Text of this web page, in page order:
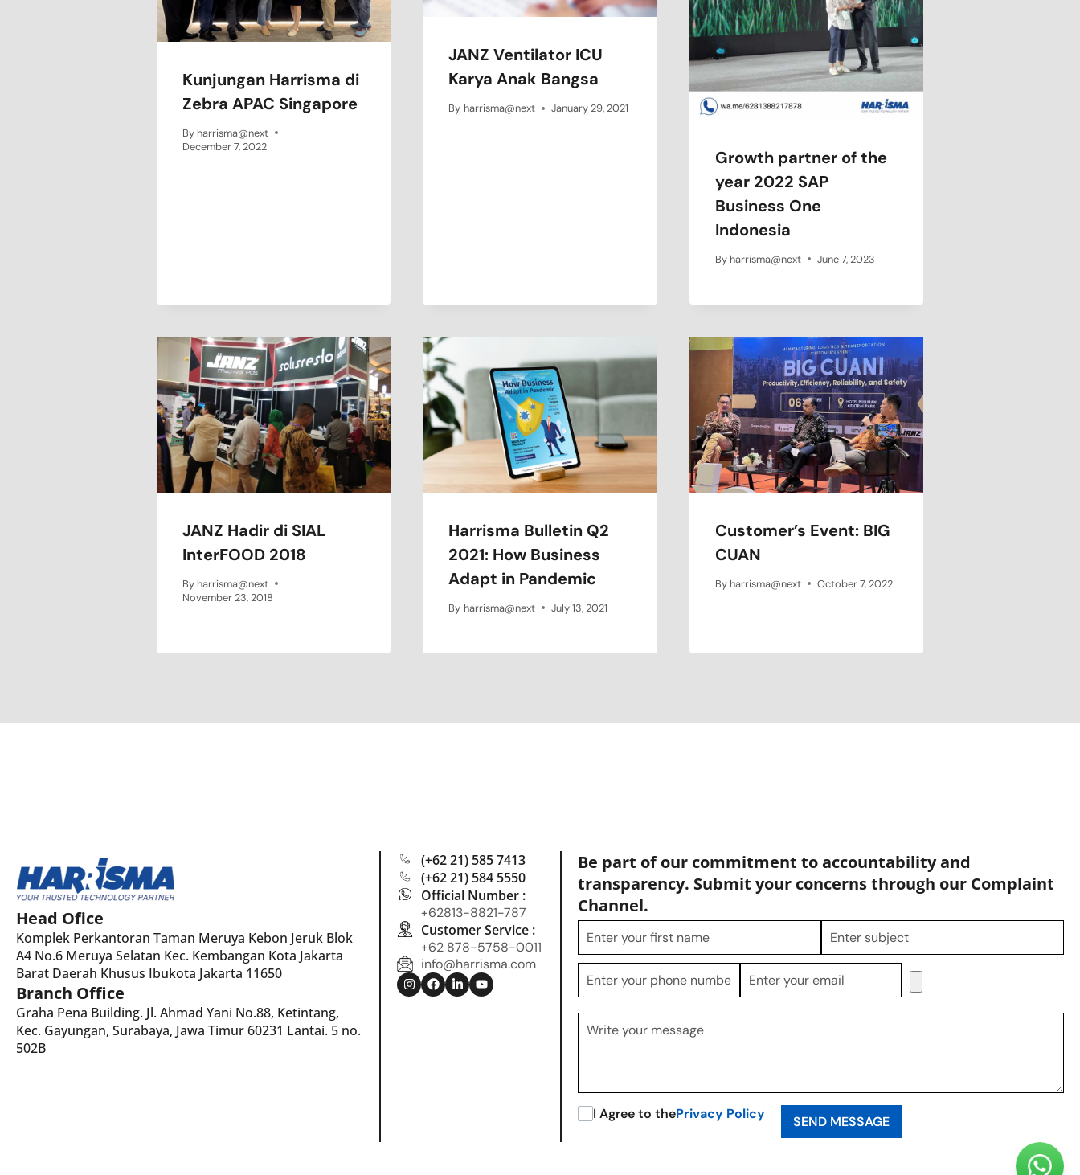
Kunjungan Harrisma di
Zebra APAC Singapore
By harrisma@next
December 7, 2022
JANZ Ventilator ICU
Karya Anak Bangsa
By harrisma@next January 29, 2021
Growth partner of the
year 2022 SAP
Business One
Indonesia
By harrisma@next June 7, 2023
JANZ Hadir di SIAL
InterFOOD 2018
By harrisma@next
November 23, 2018
Harrisma Bulletin Q2
2021: How Business
Adapt in Pandemic
By harrisma@next July 13, 2021
Customer’s Event: BIG
CUAN
By harrisma@next October 7, 2022
Head Ofice
Komplek Perkantoran Taman Meruya Kebon Jeruk Blok
A4 No.6 Meruya Selatan Kec. Kembangan Kota Jakarta
Barat Daerah Khusus Ibukota Jakarta 11650
Branch Office
Graha Pena Building. Jl. Ahmad Yani No.88, Ketintang,
Kec. Gayungan, Surabaya, Jawa Timur 60231 Lantai. 5 no.
502B
(+62 21) 585 7413
(+62 21) 584 5550
Official Number :
+62813-8821-787
Customer Service :
+62 878-5758-0011
info@harrisma.com
Be part of our commitment to accountability and
transparency. Submit your concerns through our Complaint
Channel.
I Agree to thePrivacy Policy SEND MESSAGE